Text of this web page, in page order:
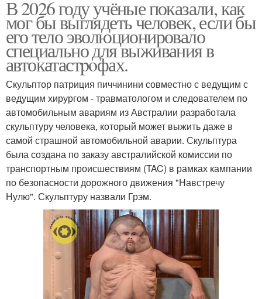
В 2026 году учёные показали, как
мог бы выглядеть человек, если бы
его тело эволюционировало
специально для выживания в
автокатастpoфах.
Скульптор патриция пиччинини совместно с ведущим с
ведущим хирургом - травматологом и следователем по
автомобильным авариям из Австралии разработала
скульптуру человека, который может выжить даже в
самой страшной автомобильной аварии. Скульптура
была создана по заказу австралийской комиссии по
транспортным происшествиям (TAC) в рамках кампании
по безопасности дорожного движения "Навстречу
Нулю". Скульптуру назвали Грэм.